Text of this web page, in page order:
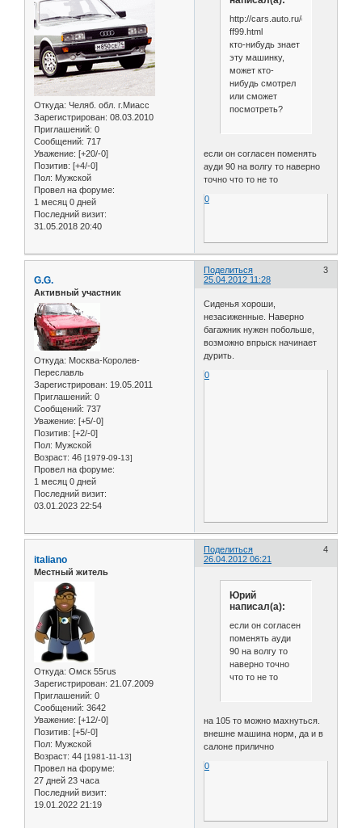
Откуда: Челяб. обл. г.Миасс
Зарегистрирован: 08.03.2010
Приглашений: 0
Сообщений: 717
Уважение: [+20/-0]
Позитив: [+4/-0]
Пол: Мужской
Провел на форуме:
1 месяц 0 дней
Последний визит:
31.05.2018 20:40
http://cars.auto.ru/cars/used/
ff99.html
кто-нибудь знает
эту машинку,
может кто-
нибудь смотрел
или сможет
посмотреть?
если он согласен поменять
ауди 90 на волгу то наверно
точно что то не то
0
Поделиться
3
25.04.2012 11:28
G.G.
Активный участник
Откуда: Москва-Королев-
Переславль
Зарегистрирован: 19.05.2011
Приглашений: 0
Сообщений: 737
Уважение: [+5/-0]
Позитив: [+2/-0]
Пол: Мужской
Возраст: 46 [1979-09-13]
Провел на форуме:
1 месяц 0 дней
Последний визит:
03.01.2023 22:54
Сиденья хороши,
незасиженные. Наверно
багажник нужен побольше,
возможно впрыск начинает
дурить.
0
Поделиться
4
26.04.2012 06:21
italiano
Местный житель
Откуда: Омск 55rus
Зарегистрирован: 21.07.2009
Приглашений: 0
Сообщений: 3642
Уважение: [+12/-0]
Позитив: [+5/-0]
Пол: Мужской
Возраст: 44 [1981-11-13]
Провел на форуме:
27 дней 23 часа
Последний визит:
19.01.2022 21:19
Юрий
написал(а):
если он согласен
поменять ауди
90 на волгу то
наверно точно
что то не то
на 105 то можно махнуться.
внешне машина норм, да и в
салоне прилично
0